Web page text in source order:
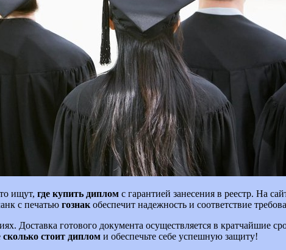
ищут, где купить диплом с гарантией занесения в реестр. На
с печатью гознакобеспечит надежность и соответствие
Доставка готового документа осуществляется в кратчайшие
сколько стоит диплом и обеспечьте себе успешную защиту!